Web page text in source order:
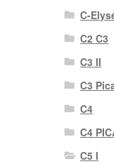
C-
C2 C3
C3 II
C3
C4
C4
C5 I